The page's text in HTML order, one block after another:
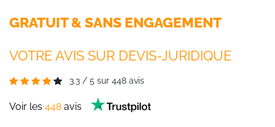
GRATUIT & SANS ENGAGEMENT
VOTRE AVIS SUR DEVIS-JURIDIQUE
3.3 / 5 sur 448 avis
Voir les 448 avis